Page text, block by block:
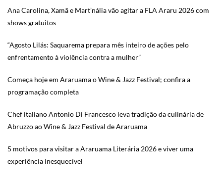
Ana Carolina, Xamã e Mart’nália vão agitar a FLA Araru 2026 com
shows gratuitos
“Agosto Lilás: Saquarema prepara mês inteiro de ações pelo
enfrentamento à violência contra a mulher”
Começa hoje em Araruama o Wine & Jazz Festival; confira a
programação completa
Chef italiano Antonio Di Francesco leva tradição da culinária de
Abruzzo ao Wine & Jazz Festival de Araruama
5 motivos para visitar a Araruama Literária 2026 e viver uma
experiência inesquecível